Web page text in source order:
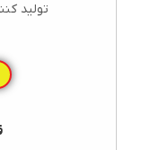
تولید